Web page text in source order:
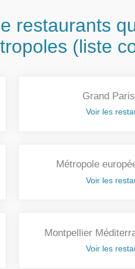
restaurants
(liste
Grand
Voir les
Métropole
Voir les
Montpellier
Voir les